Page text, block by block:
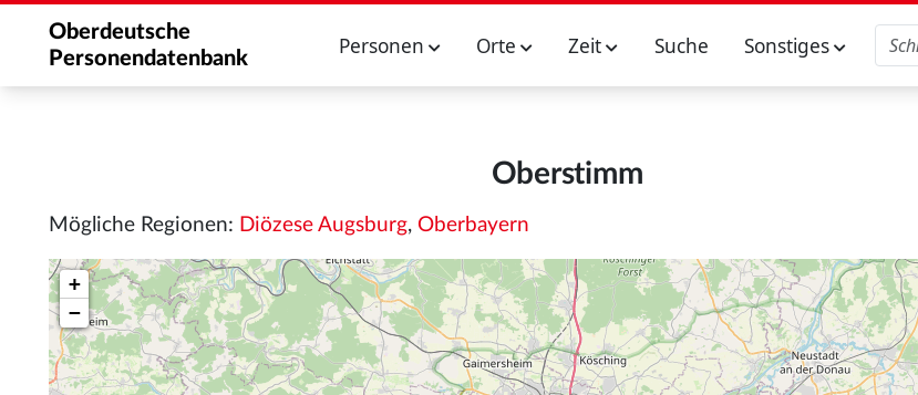
Oberdeutsche
Personendatenbank
Personen Orte Zeit Suche Sonstiges
Oberstimm
Mögliche Regionen: Diözese Augsburg, Oberbayern
+
−